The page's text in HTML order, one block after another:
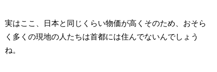
実はここ、日本と同じくらい物価が高くそのため、おそら
く多くの現地の人たちは首都には住んでないんでしょう
ね。